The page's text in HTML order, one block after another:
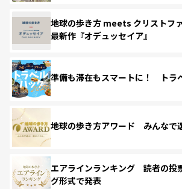
地球の歩き方 meets クリストフ
最新作『オデュッセイア』
準備も滞在もスマートに！ トラ
地球の歩き方アワード みんなで
エアラインランキング 読者の投
グ形式で発表